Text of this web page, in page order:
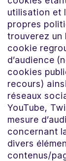
utilisation et
propres
trouverez un
cookie
d’audience
cookies
recours)
réseaux
YouTube,
mesure
concernant
divers
contenus/